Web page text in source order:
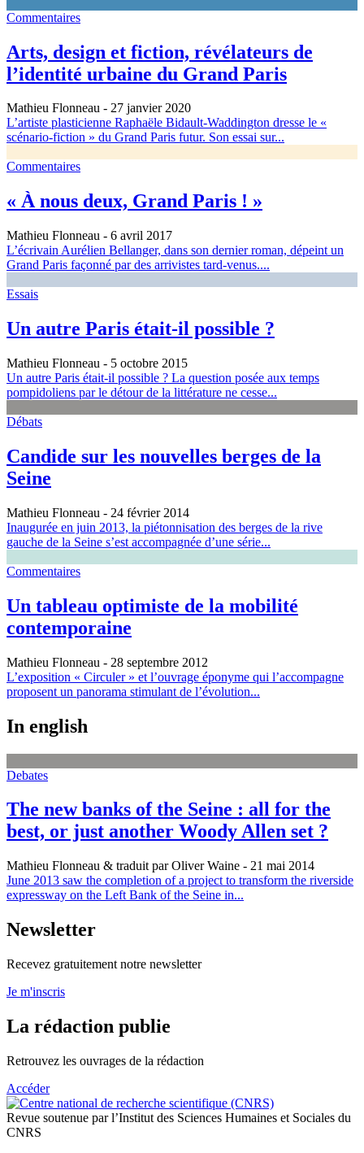
Commentaires
Arts, design et fiction, révélateurs de
l’identité urbaine du Grand Paris
Mathieu Flonneau - 27 janvier 2020
L’artiste plasticienne Raphaële Bidault-Waddington dresse le «
scénario-fiction » du Grand Paris futur. Son essai sur...
Commentaires
« À nous deux, Grand Paris ! »
Mathieu Flonneau - 6 avril 2017
L’écrivain Aurélien Bellanger, dans son dernier roman, dépeint un
Grand Paris façonné par des arrivistes tard-venus....
Essais
Un autre Paris était-il possible ?
Mathieu Flonneau - 5 octobre 2015
Un autre Paris était-il possible ? La question posée aux temps
pompidoliens par le détour de la littérature ne cesse...
Débats
Candide sur les nouvelles berges de la
Seine
Mathieu Flonneau - 24 février 2014
Inaugurée en juin 2013, la piétonnisation des berges de la rive
gauche de la Seine s’est accompagnée d’une série...
Commentaires
Un tableau optimiste de la mobilité
contemporaine
Mathieu Flonneau - 28 septembre 2012
L’exposition « Circuler » et l’ouvrage éponyme qui l’accompagne
proposent un panorama stimulant de l’évolution...
In english
Debates
The new banks of the Seine : all for the
best, or just another Woody Allen set ?
Mathieu Flonneau & traduit par Oliver Waine - 21 mai 2014
June 2013 saw the completion of a project to transform the riverside
expressway on the Left Bank of the Seine in...
Newsletter
Recevez gratuitement notre newsletter
Je m'inscris
La rédaction publie
Retrouvez les ouvrages de la rédaction
Accéder
Revue soutenue par l’Institut des Sciences Humaines et Sociales du
CNRS